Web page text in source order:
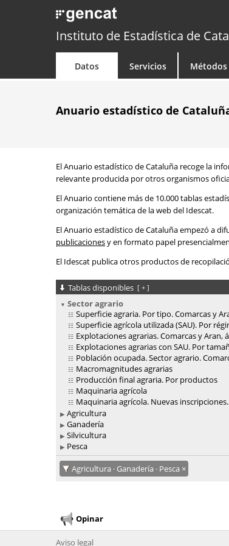
Instituto de Estadística de
Datos Servicios Métodos
Anuario estadístico de
El Anuario estadístico de Cataluña recoge la
relevante producida por otros organismos
El Anuario contiene más de 10.000 tablas
organización temática de la web del Idescat.
El Anuario estadístico de Cataluña empezó a
publicacionesy en formato papel
El Idescat publica otros productos de
Tablas disponibles [ + ]
Sector agrario
Superficie agraria. Por tipo. Comarcas y
Superficie agrícola utilizada (SAU). Por
Explotaciones agrarias. Comarcas y Aran,
Explotaciones agrarias con SAU. Por
Población ocupada. Sector agrario.
Macromagnitudes agrarias
Producción final agraria. Por productos
Maquinaria agrícola
Maquinaria agrícola. Nuevas
Agricultura
Ganadería
Silvicultura
Pesca
Agricultura · Ganadería · Pesca
Opinar
Aviso legal